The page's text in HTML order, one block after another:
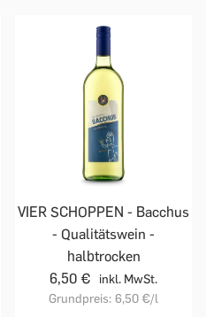
VIER SCHOPPEN - Bacchus
- Qualitätswein -
halbtrocken
6,50 €
inkl. MwSt.
Grundpreis: 6,50 €/l